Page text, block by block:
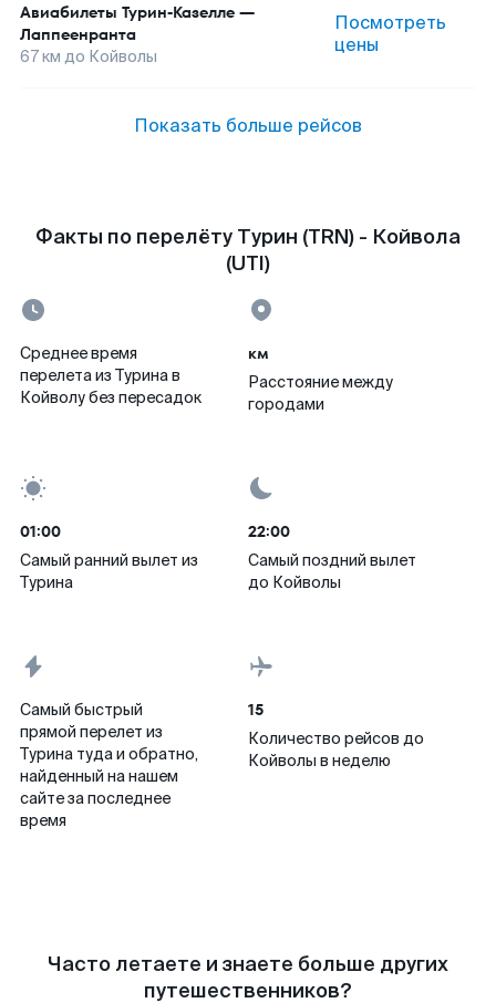
Авиабилеты Турин-Казелле —
Лаппеенранта
67км до Койволы
Посмотреть
цены
Показать больше рейсов
Факты по перелёту Турин (TRN) - Койвола
(UTI)
Среднее время
перелета из Турина в
Койволу без пересадок
км
Расстояние между
городами
01:00
Самый ранний вылет из
Турина
22:00
Самый поздний вылет
до Койволы
Самый быстрый
прямой перелет из
Турина туда и обратно,
найденный на нашем
сайте за последнее
время
15
Количество рейсов до
Койволы в неделю
Часто летаете и знаете больше других
путешественников?